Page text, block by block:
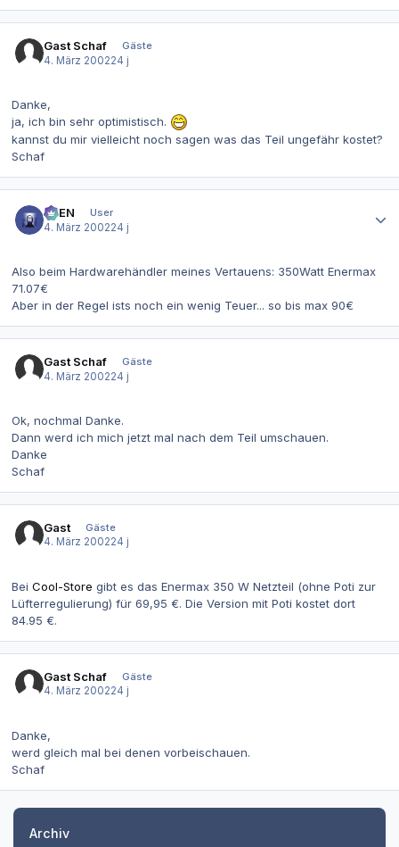
Gast Schaf
Gäste
4. März 200224 j
Danke,
ja, ich bin sehr optimistisch.
kannst du mir vielleicht noch sagen was das Teil ungefähr kostet?
Schaf
AVEN
User
4. März 200224 j
Also beim Hardwarehändler meines Vertauens: 350Watt Enermax
71.07€
Aber in der Regel ists noch ein wenig Teuer... so bis max 90€
Gast Schaf
Gäste
4. März 200224 j
Ok, nochmal Danke.
Dann werd ich mich jetzt mal nach dem Teil umschauen.
Danke
Schaf
Gast
Gäste
4. März 200224 j
Bei Cool-Store gibt es das Enermax 350 W Netzteil (ohne Poti zur
Lüfterregulierung) für 69,95 €. Die Version mit Poti kostet dort
84.95 €.
Gast Schaf
Gäste
4. März 200224 j
Danke,
werd gleich mal bei denen vorbeischauen.
Schaf
Archiv